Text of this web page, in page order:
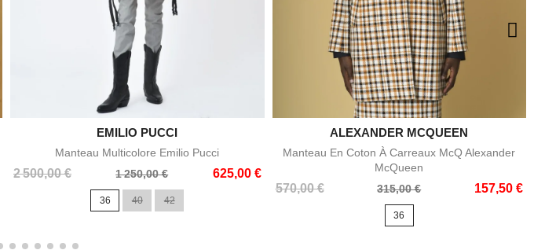
Aperçu rapide
EMILIO PUCCI
Manteau Multicolore Emilio Pucci
2 500,00 €
Prix
1 250,00 € 625,00 €
Prix
36 40 42
Aperçu rapide
ALEXANDER MCQUEEN
Manteau En Coton À Carreaux McQ Alexander
McQueen
570,00 €
Prix
315,00 € 157,50 €
Prix
36